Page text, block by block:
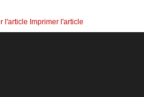
Imprimer l'article